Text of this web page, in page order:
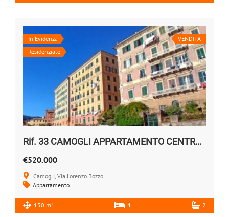
In Evidenza
Residenziale
VENDITA
Rif. 33 CAMOGLI APPARTAMENTO CENTRALE VENDESI
€520.000
Camogli, Via Lorenzo Bozzo
Appartamento
130 m2 4 2